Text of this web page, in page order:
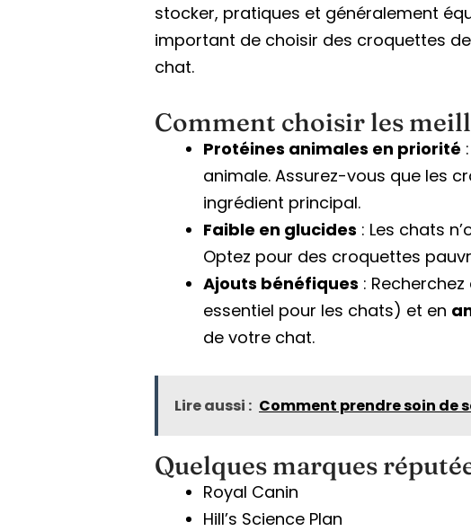
stocker, pratiques et généralement
important de choisir des croquettes
chat.
Comment choisir les
Protéines animales en priorité
animale. Assurez-vous que les
ingrédient principal.
Faible en glucides : Les chats
Optez pour des croquettes
Ajouts bénéfiques :
essentiel pour les chats) et en
de votre chat.
Lire aussi : Comment prendre soin de
Quelques marques
Royal Canin
Hill’s Science Plan